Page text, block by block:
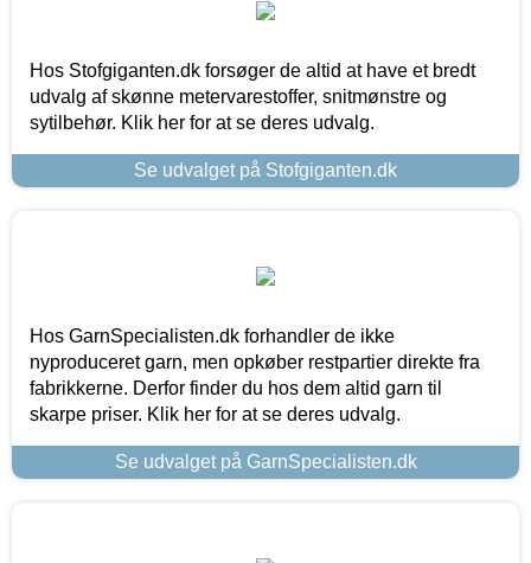
Hos Stofgiganten.dk forsøger de altid at have et bredt
udvalg af skønne metervarestoffer, snitmønstre og
sytilbehør. Klik her for at se deres udvalg.
Se udvalget på Stofgiganten.dk
Hos GarnSpecialisten.dk forhandler de ikke
nyproduceret garn, men opkøber restpartier direkte fra
fabrikkerne. Derfor finder du hos dem altid garn til
skarpe priser. Klik her for at se deres udvalg.
Se udvalget på GarnSpecialisten.dk